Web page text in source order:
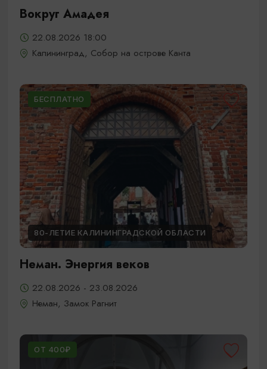
Вокруг Амадея
22.08.2026 18:00
Калининград, Собор на острове Канта
БЕСПЛАТНО
80-ЛЕТИЕ КАЛИНИНГРАДСКОЙ ОБЛАСТИ
Неман. Энергия веков
22.08.2026 - 23.08.2026
Неман, Замок Рагнит
ОТ 400₽